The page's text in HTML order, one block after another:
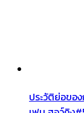
ประวัติย่อขอ